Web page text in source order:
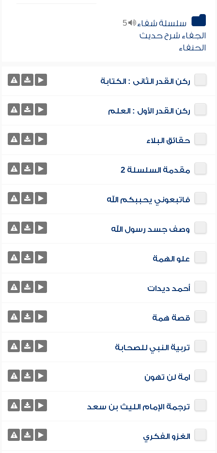
5
سلسلة شفاء
الجفاء شرح حديث
الحنفاء
ركن القدر الثانى : الكتابة
ركن القدر الأول : العلم
حقائق البلاء
مقدمة السلسلة 2
فاتبعوني يحببكم الله
وصف جسد رسول الله
علو الهمة
أحمد ديدات
قصة همة
تربية النبي للصحابة
امة لن تهون
ترجمة الإمام الليث بن سعد
الغزو الفكري